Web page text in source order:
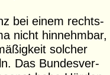
bei einem rechts­
nicht hinnehmbar,
solcher
Das Bundes­ver­